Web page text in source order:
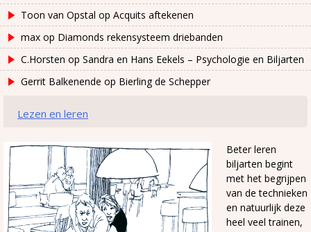
Toon van Opstal op Acquits aftekenen
max op Diamonds rekensysteem driebanden
C.Horsten op Sandra en Hans Eekels – Psychologie en Biljarten
Gerrit Balkenende op Bierling de Schepper
Lezen en leren
Beter leren
biljarten begint
met het begrijpen
van de technieken
en natuurlijk deze
heel veel trainen,